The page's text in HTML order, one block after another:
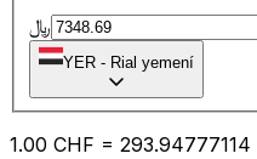
﷼
YER - Rial yemení
1.00 CHF = 293.94777114